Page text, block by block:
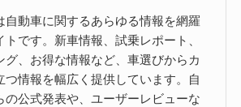
自動車に関するあらゆる情報を網羅
です。新車情報、試乗レポート、
グ、お得な情報など、車選びからカ
つ情報を幅広く提供しています。自
の公式発表や、ユーザーレビューな